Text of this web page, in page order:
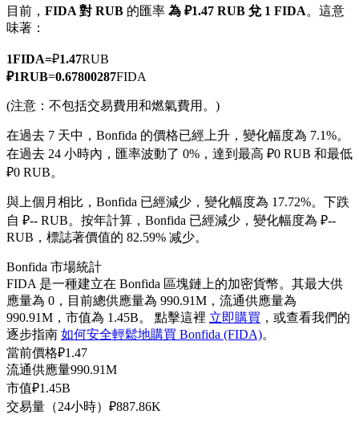
TradFi
美股、外匯、貴金屬及大宗商品衍生性商品
USDC永續
多種以USDC結算的永續合約
跟單
目前， FIDA 對 RUB 的匯率 為 ₽1.47 RUB 兌 1 FIDA。這意
味著：
1FIDA=₽1.47RUB
₽1RUB=0.67800287FIDA
(注意：不包括交易費用和燃氣費用。)
在過去 7 天中，Bonfida 的價格已經上升，變化幅度為 7.1%。
在過去 24 小時內，匯率波動了 0%，達到最高 ₽0 RUB 和最低
₽0 RUB。
與上個月相比，Bonfida 已經減少，變化幅度為 17.72%。下跌
自 ₽-- RUB。 按年計算，Bonfida 已經減少，變化幅度為 ₽--
RUB，標誌著價值的 82.59% 减少。
Bonfida 市場統計
FIDA 是一種建立在 Bonfida 區塊鏈上的加密貨幣。其最大供
應量為 0，目前總供應量為 990.91M，流通供應量為
990.91M，市值為 1.45B。 點擊這裡 立即購買 ，或查看我們的
逐步指南 如何安全輕鬆地購買 Bonfida (FIDA)。
當前價格₽1.47
流通供應量990.91M
市值₽1.45B
交易量（24小時） ₽887.86K